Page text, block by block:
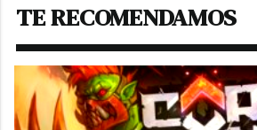
TE RECOMENDAMOS